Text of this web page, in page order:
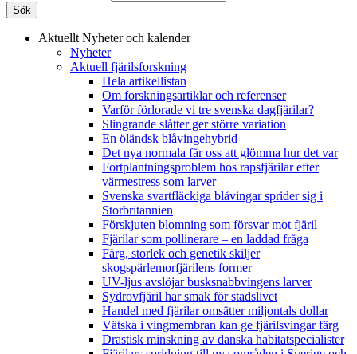
Aktuellt Nyheter och kalender
Nyheter
Aktuell fjärilsforskning
Hela artikellistan
Om forskningsartiklar och referenser
Varför förlorade vi tre svenska dagfjärilar?
Slingrande slåtter ger större variation
En öländsk blåvingehybrid
Det nya normala får oss att glömma hur det var
Fortplantningsproblem hos rapsfjärilar efter
värmestress som larver
Svenska svartfläckiga blåvingar sprider sig i
Storbritannien
Förskjuten blomning som försvar mot fjäril
Fjärilar som pollinerare – en laddad fråga
Färg, storlek och genetik skiljer
skogspärlemorfjärilens former
UV-ljus avslöjar busksnabbvingens larver
Sydrovfjäril har smak för stadslivet
Handel med fjärilar omsätter miljontals dollar
Vätska i vingmembran kan ge fjärilsvingar färg
Drastisk minskning av danska habitatspecialister